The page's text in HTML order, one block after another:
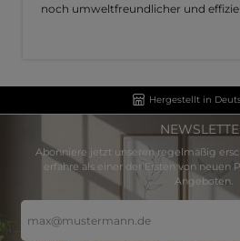
noch umweltfreundlicher und
Hergestellt in
Abonniere jetzt unseren regelmäßig
erfahre als einer der Ersten von neuen
Angeboten.
Mail-
Adresse